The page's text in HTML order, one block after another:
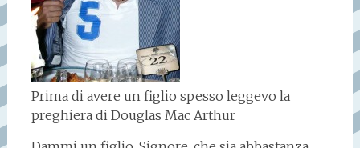
Prima di avere un figlio spesso leggevo la
preghiera di Douglas Mac Arthur